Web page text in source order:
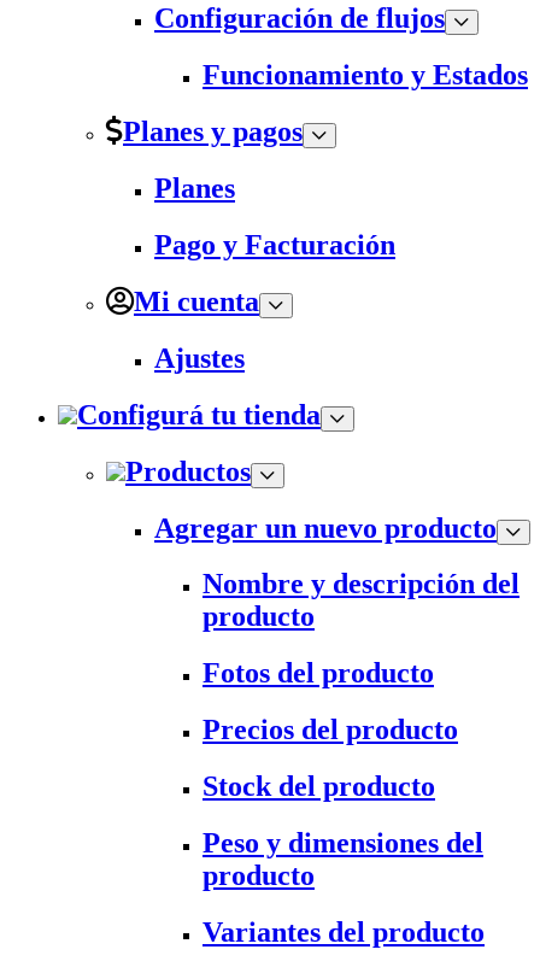
Configuración de flujos
Funcionamiento y Estados
Planes y pagos
Planes
Pago y Facturación
Mi cuenta
Ajustes
Configurá tu tienda
Productos
Agregar un nuevo producto
Nombre y descripción del
producto
Fotos del producto
Precios del producto
Stock del producto
Peso y dimensiones del
producto
Variantes del producto